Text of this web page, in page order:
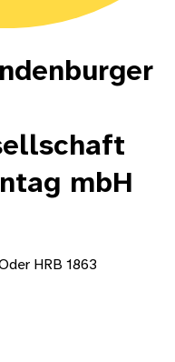
mbH
HRB 1863